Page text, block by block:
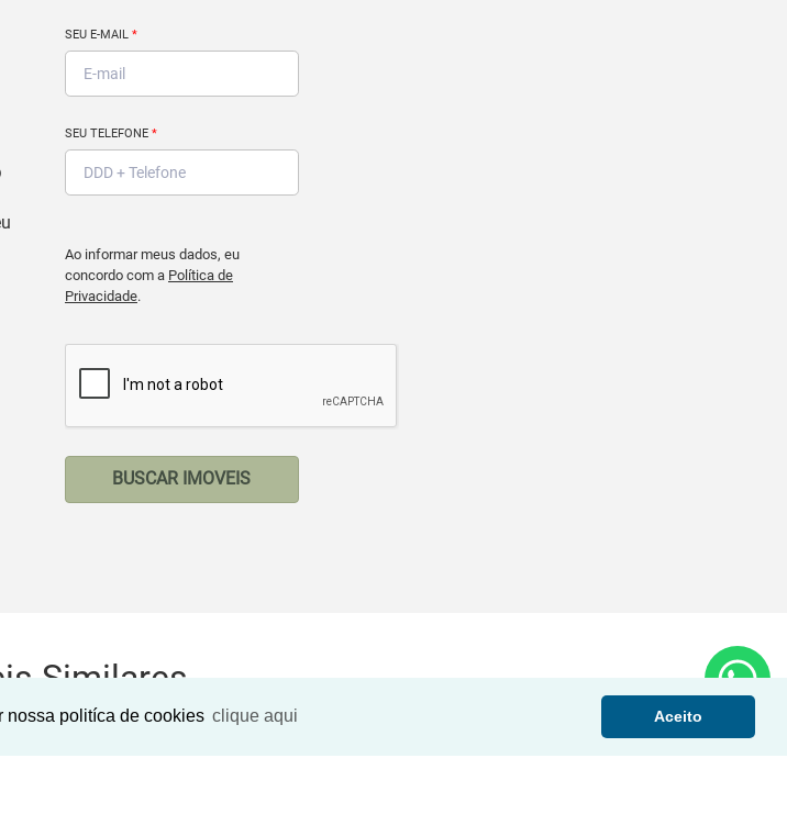
nossa politíca de cookies clique aqui Aceito
SEU E-MAIL *
SEU TELEFONE *
Ao informar meus dados, eu
concordo com a Política de
Privacidade.
BUSCAR IMOVEIS
Similares